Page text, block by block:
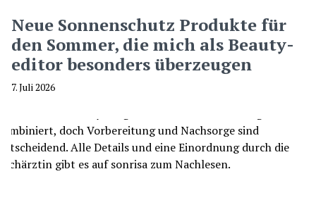
Neue Sonnenschutz Produkte für
den Sommer, die mich als Beauty-
editor besonders überzeugen
7. Juli 2026